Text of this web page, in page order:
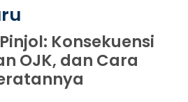
Konsekuensi
OJK, dan Cara